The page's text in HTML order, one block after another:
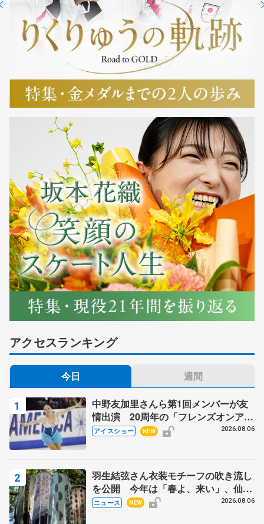
アクセスランキング
今日 週間
中野友加里さんら第1回メンバーが友
情出演 20周年の「フレンズオンアイ
ス」 宮本賢二さん、有川梨絵さん、
アイスショー NEW 2026.08.06
羽生結弦さん衣装モチーフの吹き流し
を公開 今年は「春よ、来い」、仙台
の瑞鳳殿
ニュース NEW 2026.08.06